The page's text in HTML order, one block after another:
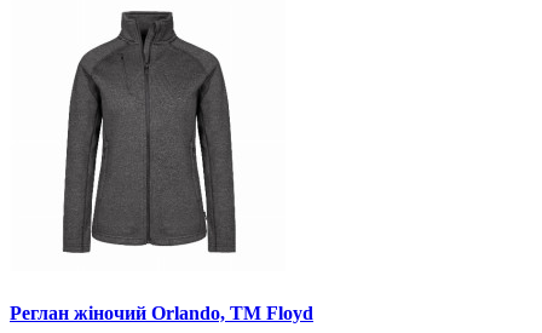
Реглан жіночий Orlando, TM Floyd